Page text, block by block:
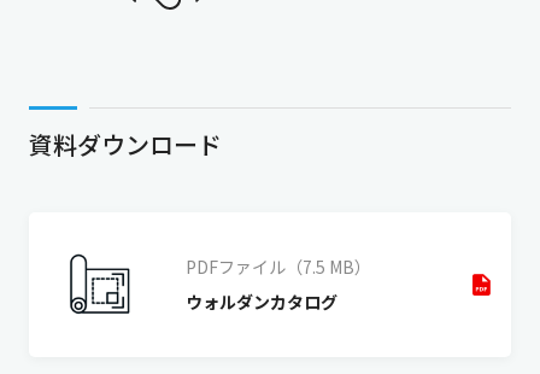
資料ダウンロード
PDFファイル（7.5 MB）
ウォルダンカタログ